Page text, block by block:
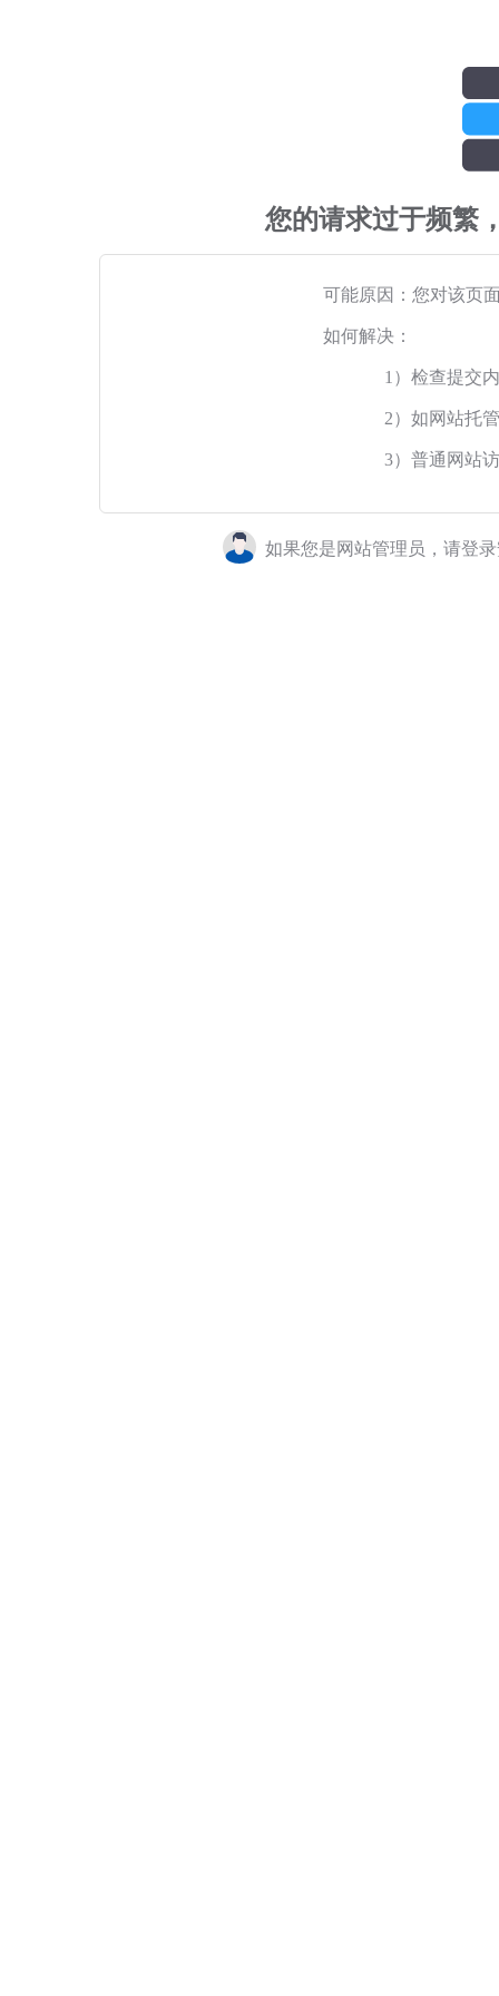
您的请求过于频繁
可能原因：您对该页
如何解决：
1）检查提交
2）如网站托
3）普通网站
如果您是网站管理员，请登